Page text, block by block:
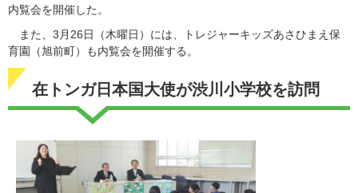
内覧会を開催した。
また、3月26日（木曜日）には、トレジャーキッズあさひまえ保
育園（旭前町）も内覧会を開催する。
在トンガ日本国大使が渋川小学校を訪問